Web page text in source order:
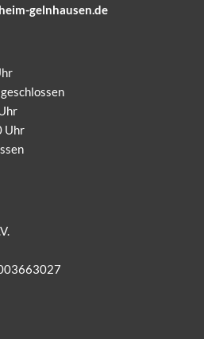
gelnhausen.de
Uhr